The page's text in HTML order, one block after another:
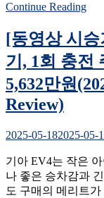
Continue Reading
[동영상 시
기, 1회 충전
5,632만원
Review)
2025-05-182025-05-
기아 EV4는 작은
나 좋은 승차감과
도 구매의 메리트